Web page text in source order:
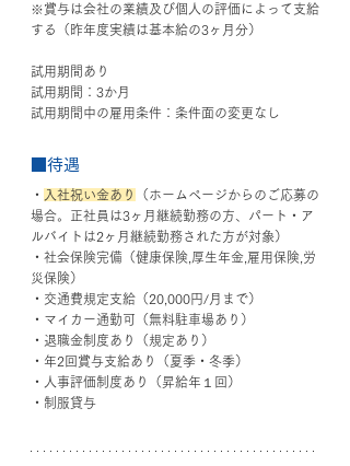
※賞与は会社の業績及び個人の評価によって支給
する（昨年度実績は基本給の3ヶ月分）
試用期間あり
試用期間：3か月
試用期間中の雇用条件：条件面の変更なし
■待遇
・ 入社祝い金あり
（ホームページからのご応募の
場合。正社員は3ヶ月継続勤務の方、パート・ア
ルバイトは2ヶ月継続勤務された方が対象）
・社会保険完備（健康保険,厚生年金,雇用保険,労
災保険）
・交通費規定支給（20,000円/月まで）
・マイカー通勤可（無料駐車場あり）
・退職金制度あり（規定あり）
・年2回賞与支給あり（夏季・冬季）
・人事評価制度あり（昇給年１回）
・制服貸与